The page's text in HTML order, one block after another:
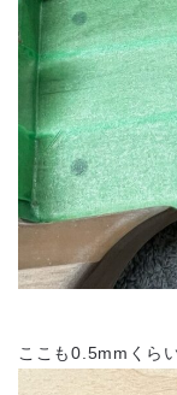
ここも0.5mmくら